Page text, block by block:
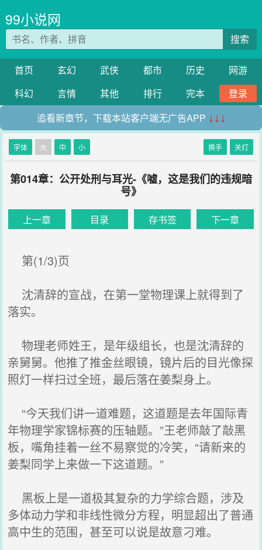
99小说网
搜索
首页 玄幻 武侠 都市 历史
网游
科幻
言情 其他 排行 完本
登录
追看新章节，下载本站客户端无广告APP ↓↓↓
字体 大 中 小 换手 关灯
第014章：公开处刑与耳光-《嘘，这是我们的违规暗
号》
上一章 目录 存书签 下一章
第(1/3)页
沈清辞的宣战，在第一堂物理课上就得到了
落实。
物理老师姓王，是年级组长，也是沈清辞的
亲舅舅。他推了推金丝眼镜，镜片后的目光像探
照灯一样扫过全班，最后落在姜梨身上。
“今天我们讲一道难题，这道题是去年国际青
年物理学家锦标赛的压轴题。”王老师敲了敲黑
板，嘴角挂着一丝不易察觉的冷笑，“请新来的
姜梨同学上来做一下这道题。”
黑板上是一道极其复杂的力学综合题，涉及
多体动力学和非线性微分方程，明显超出了普通
高中生的范围，甚至可以说是故意刁难。